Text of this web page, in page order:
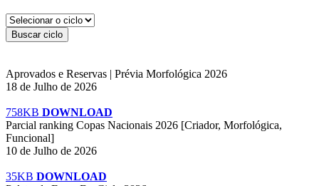
Aprovados e Reservas | Prévia Morfológica 2026
18 de Julho de 2026
758KB DOWNLOAD
Parcial ranking Copas Nacionais 2026 [Criador, Morfológica,
Funcional]
10 de Julho de 2026
35KB DOWNLOAD